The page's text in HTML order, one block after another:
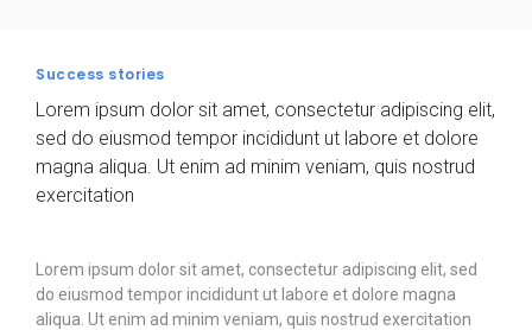
Success stories
Lorem ipsum dolor sit amet, consectetur adipiscing elit,
sed do eiusmod tempor incididunt ut labore et dolore
magna aliqua. Ut enim ad minim veniam, quis nostrud
exercitation
Lorem ipsum dolor sit amet, consectetur adipiscing elit, sed
do eiusmod tempor incididunt ut labore et dolore magna
aliqua. Ut enim ad minim veniam, quis nostrud exercitation